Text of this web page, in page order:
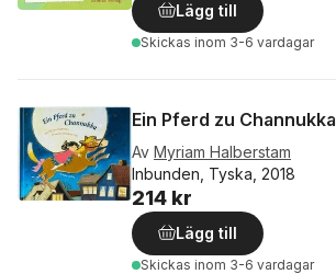
Lägg till
Skickas inom 3-6 vardagar
Ein Pferd zu Channukka
Av Myriam Halberstam
Inbunden, Tyska, 2018
214 kr
Lägg till
Skickas inom 3-6 vardagar